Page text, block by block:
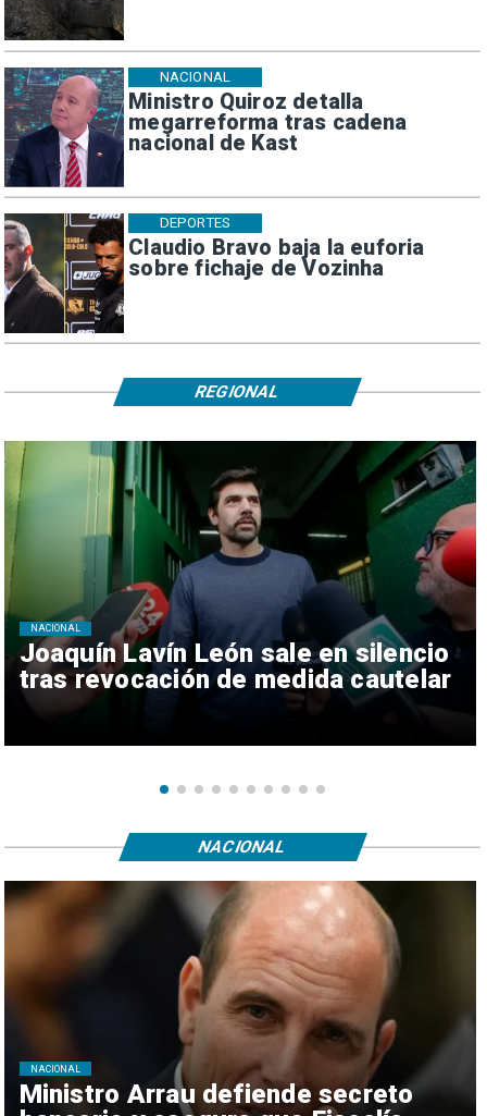
Ministro Quiroz detalla
megarreforma tras cadena
nacional de Kast
NACIONAL
Claudio Bravo baja la euforia
sobre fichaje de Vozinha
DEPORTES
Joaquín Lavín León sale en silencio
tras revocación de medida cautelar
NACIONAL
REGIONAL
Ministro Arrau defiende secreto
NACIONAL
NACIONAL